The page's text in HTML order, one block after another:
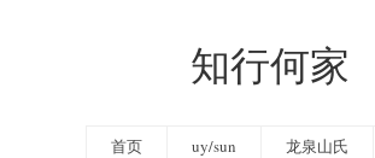
知行何家
首页 uy/sun 龙泉山氏